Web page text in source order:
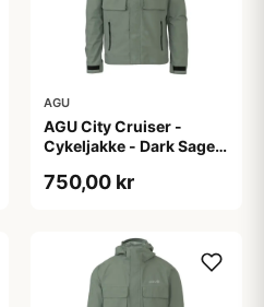
AGU
AGU City Cruiser -
Cykeljakke - Dark Sage -
750,00 kr